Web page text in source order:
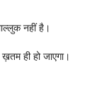
नहीं है।
ही हो जाएगा।